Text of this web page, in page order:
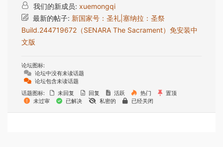
我们的新成员: xuemongqi
最新的帖子: 新国家号：圣礼|塞纳拉：圣祭
Build.244719672（SENARA The Sacrament）免安装中
文版
论坛图标:
论坛中没有未读话题
论坛包含未读话题
话题图标:
未回复 回复 活跃 热门
置顶
未过审
已解决 私密的 已经关闭